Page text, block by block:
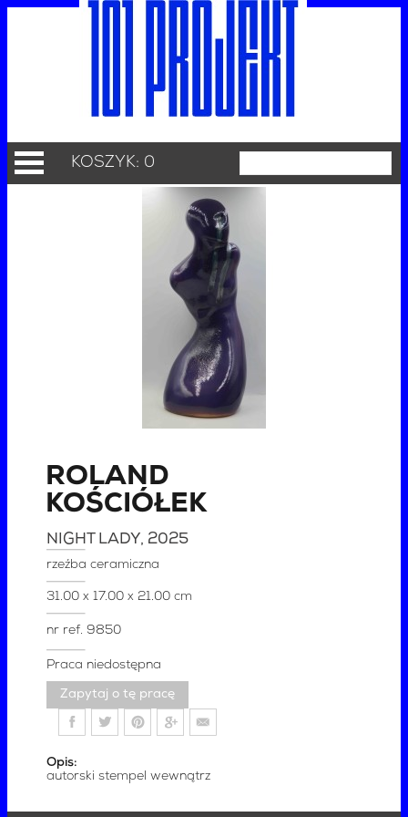
KOSZYK: 0
ROLAND
KOŚCIÓŁEK
NIGHT LADY, 2025
rzeźba ceramiczna
31.00 x 17.00 x 21.00 cm
nr ref.9850
Praca niedostępna
Zapytaj o tę pracę
Opis:
autorski stempel wewnątrz